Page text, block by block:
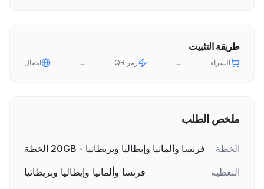
طريقة التثبيت
الشراء → رمز QR → اتصال
ملخص الطلب
الخطة
فرنسا وألمانيا وإيطاليا وبريطانيا - 20GB الخطة
التغطية
فرنسا وألمانيا وإيطاليا وبريطانيا